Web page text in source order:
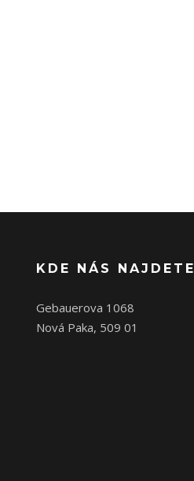
KDE NÁS NAJDETE
Gebauerova 1068
Nová Paka, 509 01